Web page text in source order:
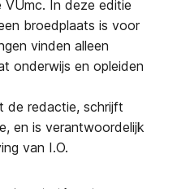
VUmc. In deze editie
broedplaats is voor
vinden alleen
onderwijs en opleiden
de redactie, schrijft
en is verantwoordelijk
van I.O.